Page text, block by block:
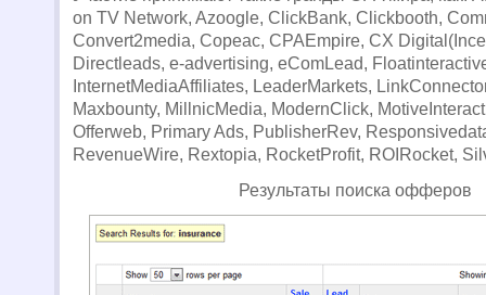
on TV Network, Azoogle, ClickBank, Clickbooth,
Convert2media, Copeac, CPAEmpire, CX
Directleads, e-advertising, eComLead,
InternetMediaAffiliates, LeaderMarkets,
Maxbounty, MillnicMedia, ModernClick,
Offerweb, Primary Ads, PublisherRev,
RevenueWire, Rextopia, RocketProfit, ROIRocket,
Результаты поиска офферов